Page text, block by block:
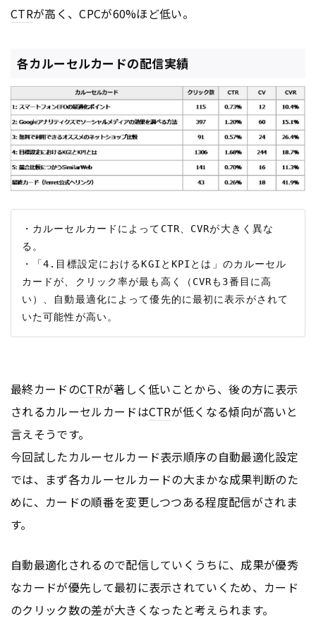
CTRが高く、CPCが60%ほど低い。
各カルーセルカードの配信実績
・カルーセルカードによってCTR、CVRが大きく異な
る。
・「4.目標設定におけるKGIとKPIとは」のカルーセル
カードが、クリック率が最も高く（CVRも3番目に高
い）、自動最適化によって優先的に最初に表示がされて
最終カードのCTRが著しく低いことから、後の方に表示
されるカルーセルカードはCTRが低くなる傾向が高いと
言えそうです。
今回試したカルーセルカード表示順序の自動最適化設定
では、まず各カルーセルカードの大まかな成果判断のた
めに、カードの順番を変更しつつある程度配信がされま
す。
自動最適化されるので配信していくうちに、成果が優秀
なカードが優先して最初に表示されていくため、カード
のクリック数の差が大きくなったと考えられます。